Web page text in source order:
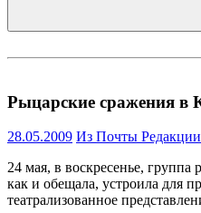
Искать
Рыцарские сражения в
28.05.2009 Из Почты Редакции
24 мая, в воскресенье, группа
как и обещала, устроила для
театрализованное